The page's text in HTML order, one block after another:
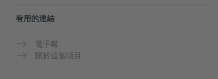
有用的連結
電子報
關於這個項目